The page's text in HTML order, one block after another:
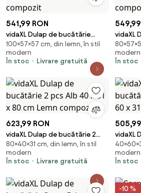
541,99 RON
vidaXL Dulap de bucătărie
Kalmar Negru 57 x 57 x 100 cm
Lemn compozit
100×57×57 cm, din lemn, în stil
modern
În stoc
Livrare gratuită
549,99
vidaXL
Kalmar
Lemn
modern
În stoc
623,99 RON
vidaXL Dulap de bucătărie 2
pcs Alb 40 x 31 x 80 cm Lemn
compozit
80×40×31 cm, din lemn, în stil
modern
În stoc
Livrare gratuită
vidaXL
Kalmar
modern
În stoc
-10 %